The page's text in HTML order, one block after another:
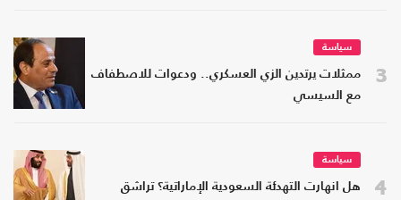
3
سياسة
ممثلات يرتدين الزي العسكري.. ودعوات للاصطفاف
مع السيسي
4
سياسة
هل انهارت التهدئة السعودية الإماراتية؟ تراشق